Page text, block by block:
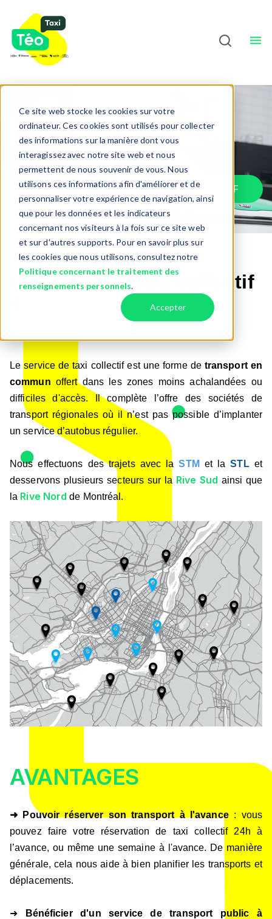
Ce site web stocke les cookies sur votre
ordinateur. Ces cookies sont utilisés pour collecter
des informations sur la manière dont vous
interagissez avec notre site web et nous
permettent de nous souvenir de vous. Nous
utilisons ces informations afin d'améliorer et de
personnaliser votre expérience de navigation, ainsi
que pour les données et les indicateurs
concernant nos visiteurs à la fois sur ce site web
et sur d'autres supports. Pour en savoir plus sur
les cookies que nous utilisons, consultez notre
Politique concernant le traitement des
renseignements personnels.
Accepter
À Propos
Français
Taxi collectif
RÉSERVER UNE PLACE EN TAXI COLLECTIF
C'est quoi le taxi collectif
Le service de taxi collectif est une forme de transport en
commun offert dans les zones moins achalandées ou
difficiles d'accès. Il complète l’offre des sociétés de
transport régionales où il n’est pas possible d’implanter
un service d’autobus régulier.
Nous effectuons des trajets avec la STM etla STLet
desservons plusieurs secteurs sur la Rive Sud ainsi que
la Rive Nord de Montréal.
AVANTAGES
➜ Pouvoir réserver son transport à l'avance: vous
pouvez faire votre réservation de taxi collectif 24h à
l’avance, ou même une semaine à l'avance. De manière
générale, cela nous aide à bien planifier les transports et
déplacements.
➜
Bénéficier d'un service de transport public à